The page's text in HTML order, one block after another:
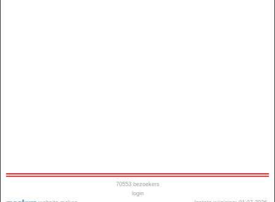
70553bezoekers
login